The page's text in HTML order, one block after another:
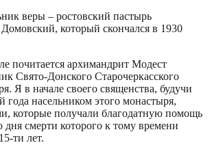
веры – ростовский пастырь
который скончался в 1930
почитается архимандрит Модест
Свято-Донского Старочеркасского
Я в начале своего священства, будучи
года насельником этого монастыря,
которые получали благодатную помощь
дня смерти которого к тому времени
ти лет.